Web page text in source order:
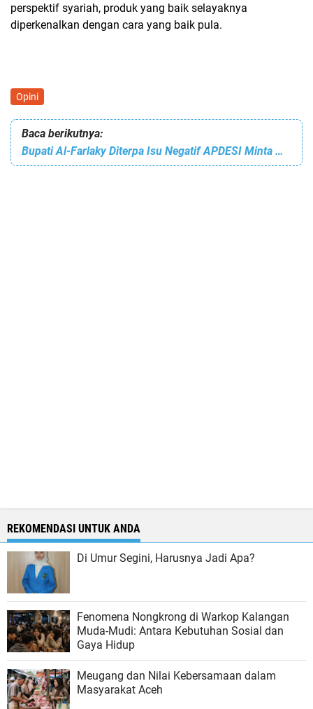
perspektif syariah, produk yang baik selayaknya
diperkenalkan dengan cara yang baik pula.
Opini
Baca berikutnya:
Bupati Al-Farlaky Diterpa Isu Negatif APDESI Minta Masyarakat Tidak Terprovokasi
REKOMENDASI UNTUK ANDA
Di Umur Segini, Harusnya Jadi Apa?
Fenomena Nongkrong di Warkop Kalangan
Muda-Mudi: Antara Kebutuhan Sosial dan
Gaya Hidup
Meugang dan Nilai Kebersamaan dalam
Masyarakat Aceh